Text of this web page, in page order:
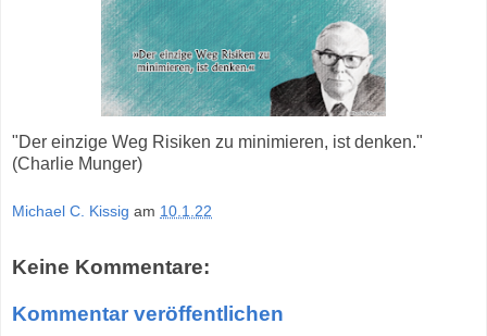
"Der einzige Weg Risiken zu minimieren, ist denken."
(Charlie Munger)
Michael C. Kissig am 10.1.22
Keine Kommentare:
Kommentar veröffentlichen